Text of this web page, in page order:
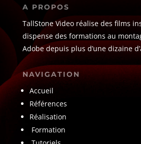
A PROPOS
TallStone Video réalise des films
dispense des formations au
Adobe depuis plus d’une dizaine
NAVIGATION
Accueil
Références
Réalisation
Formation